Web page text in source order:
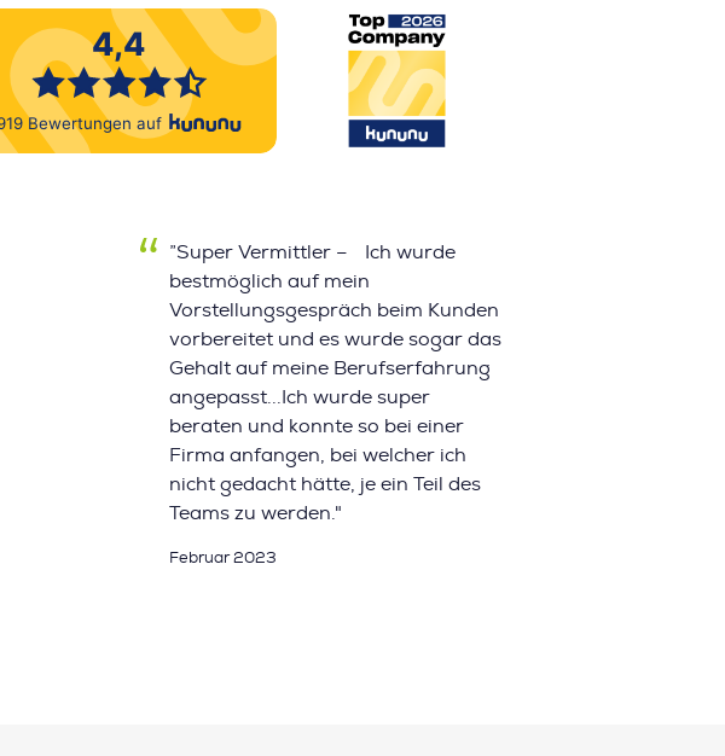
”Super Vermittler – Ich wurde
bestmöglich auf mein
Vorstellungsgespräch beim Kunden
vorbereitet und es wurde sogar das
Gehalt auf meine Berufserfahrung
angepasst...Ich wurde super
beraten und konnte so bei einer
Firma anfangen, bei welcher ich
nicht gedacht hätte, je ein Teil des
Teams zu werden."
Februar 2023